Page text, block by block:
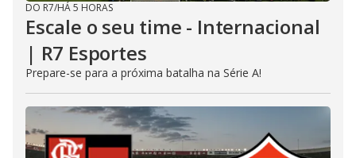
DO R7/HÁ 5 HORAS
Escale o seu time - Internacional
| R7 Esportes
Prepare-se para a próxima batalha na Série A!